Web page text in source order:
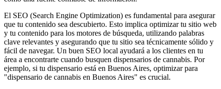
El SEO (Search Engine Optimization) es fundamental para asegurar
que tu contenido sea descubierto. Esto implica optimizar tu sitio web
y tu contenido para los motores de búsqueda, utilizando palabras
clave relevantes y asegurando que tu sitio sea técnicamente sólido y
fácil de navegar. Un buen SEO local ayudará a los clientes en tu
área a encontrarte cuando busquen dispensarios de cannabis. Por
ejemplo, si tu dispensario está en Buenos Aires, optimizar para
"dispensario de cannabis en Buenos Aires" es crucial.